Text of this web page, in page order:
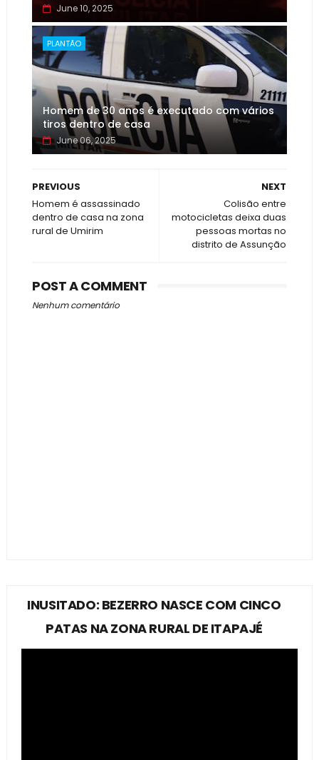
June 10, 2025
PLANTÃO
Homem de 30 anos é executado com vários
tiros dentro de casa
June 06, 2025
NEXT
Colisão entre
motocicletas deixa duas
pessoas mortas no
distrito de Assunção
PREVIOUS
Homem é assassinado
dentro de casa na zona
rural de Umirim
POST A COMMENT
Nenhum comentário
INUSITADO: BEZERRO NASCE COM CINCO
PATAS NA ZONA RURAL DE ITAPAJÉ